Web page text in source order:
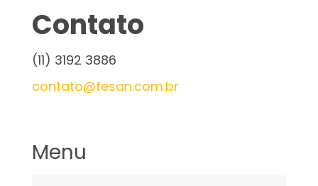
Contato
(11) 3192 3886
contato@fesan.com.br
Menu